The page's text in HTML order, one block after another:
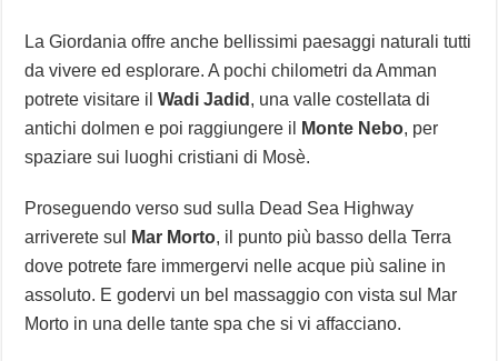
La Giordania offre anche bellissimi paesaggi naturali tutti
da vivere ed esplorare. A pochi chilometri da Amman
potrete visitare ilWadi Jadid , una valle costellata di
antichi dolmen e poi raggiungere il
Monte Nebo, per
spaziare sui luoghi cristiani di Mosè.
Proseguendo verso sud sulla Dead Sea Highway
arriverete sul
Mar Morto, il punto più basso della Terra
dove potrete fare immergervi nelle acque più saline in
assoluto. E godervi un bel massaggio con vista sul Mar
Morto in una delle tante spa che si vi affacciano.